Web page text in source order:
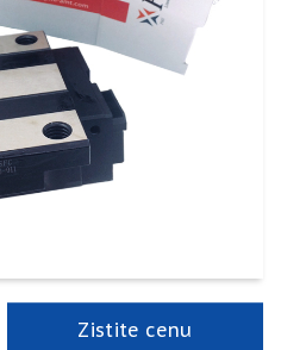
Zistite cenu